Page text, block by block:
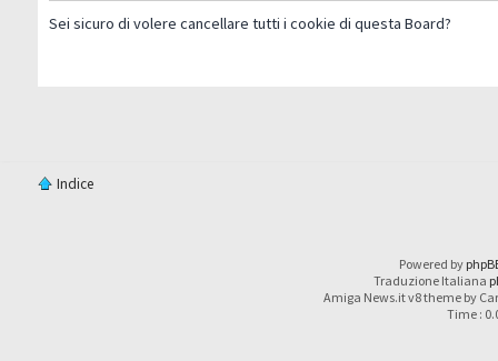
Sei sicuro di volere cancellare tutti i cookie di questa Board?
Indice
Powered by
Traduzione Italiana
Amiga News.it v8 theme by
Time :